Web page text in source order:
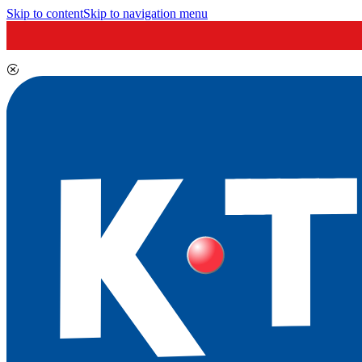
Skip to contentSkip to navigation menu